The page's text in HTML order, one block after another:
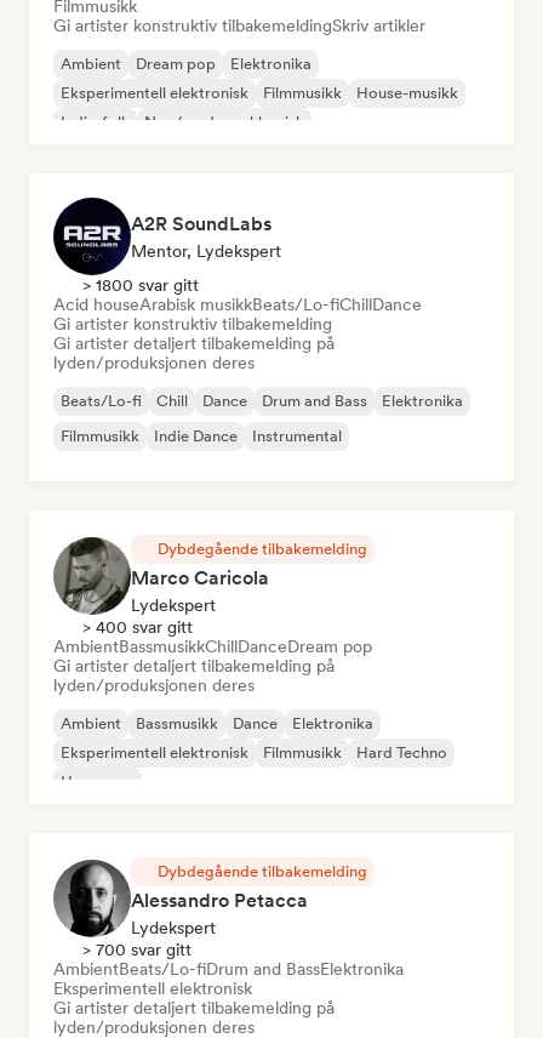
Filmmusikk
Gi artister konstruktiv tilbakemeldingSkriv artikler
Ambient Dream pop
Elektronika
Eksperimentell elektronisk
Filmmusikk
House-musikk
Indie-folk
Neo/moderne klassisk
A2R SoundLabs
Mentor, Lydekspert
> 1800 svar gitt
Acid houseArabisk musikkBeats/Lo-fiChillDance
Gi artister konstruktiv tilbakemelding
Gi artister detaljert tilbakemelding på
lyden/produksjonen deres
Beats/Lo-fi Chill Dance Drum and Bass
Elektronika
Filmmusikk
Indie Dance Instrumental
Dybdegående tilbakemelding
Marco Caricola
Lydekspert
> 400 svar gitt
AmbientBassmusikkChillDanceDream pop
Gi artister detaljert tilbakemelding på
lyden/produksjonen deres
Ambient Bassmusikk Dance
Elektronika
Eksperimentell elektronisk
Filmmusikk
Hard Techno
Hyperpop
Dybdegående tilbakemelding
Alessandro Petacca
Lydekspert
> 700 svar gitt
AmbientBeats/Lo-fiDrum and BassElektronika
Eksperimentell elektronisk
Gi artister detaljert tilbakemelding på
lyden/produksjonen deres